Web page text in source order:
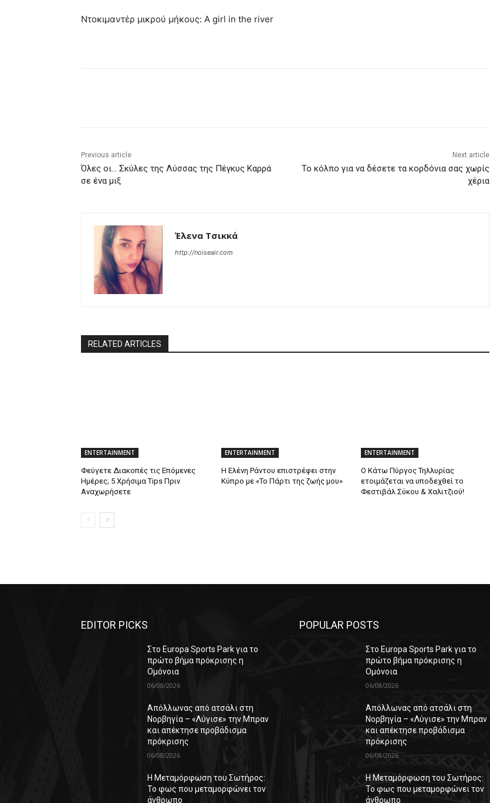
Ντοκιμαντέρ μικρού μήκους: A girl in the river
Previous article
Όλες οι… Σκύλες της Λύσσας της Πέγκυς Καρρά
σε ένα μιξ
Next article
To κόλπο για να δέσετε τα κορδόνια σας χωρίς
χέρια
Έλενα Τσικκά
http://noiseair.com
RELATED ARTICLES
ENTERTAINMENT
Φεύγετε Διακοπές τις Επόμενες
Ημέρες; 5 Χρήσιμα Tips Πριν
Αναχωρήσετε
ENTERTAINMENT
Η Ελένη Ράντου επιστρέφει στην
Κύπρο με «Το Πάρτι της ζωής μου»
ENTERTAINMENT
Ο Κάτω Πύργος Τηλλυρίας
ετοιμάζεται να υποδεχθεί το
Φεστιβάλ Σύκου & Χαλιτζιού!
EDITOR PICKS
Στο Europa Sports Park για το
πρώτο βήμα πρόκρισης η
Ομόνοια
06/08/2026
Απόλλωνας από ατσάλι στη
Νορβηγία – «Λύγισε» την Μπραν
και απέκτησε προβάδισμα
πρόκρισης
06/08/2026
Η Μεταμόρφωση του Σωτήρος:
Το φως που μεταμορφώνει τον
άνθρωπο
POPULAR POSTS
Στο Europa Sports Park για το
πρώτο βήμα πρόκρισης η
Ομόνοια
06/08/2026
Απόλλωνας από ατσάλι στη
Νορβηγία – «Λύγισε» την Μπραν
και απέκτησε προβάδισμα
πρόκρισης
06/08/2026
Η Μεταμόρφωση του Σωτήρος:
Το φως που μεταμορφώνει τον
άνθρωπο